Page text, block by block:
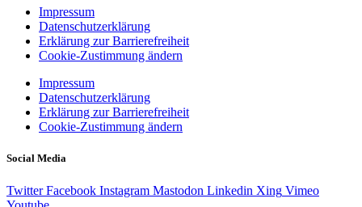
Impressum
Datenschutzerklärung
Erklärung zur Barrierefreiheit
Cookie-Zustimmung ändern
Impressum
Datenschutzerklärung
Erklärung zur Barrierefreiheit
Cookie-Zustimmung ändern
Social Media
Twitter Facebook Instagram Mastodon Linkedin Xing Vimeo